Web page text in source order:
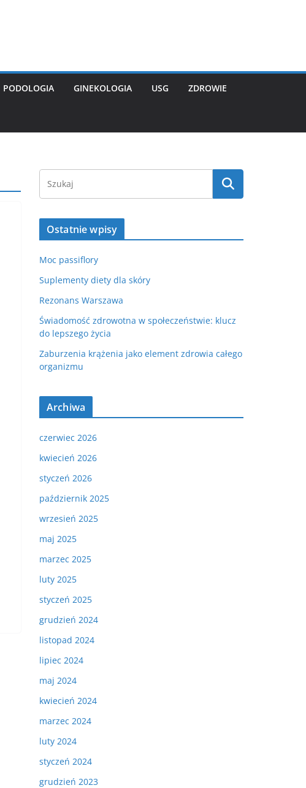
PODOLOGIA GINEKOLOGIA USG ZDROWIE
Ostatnie wpisy
Moc passiflory
Suplementy diety dla skóry
Rezonans Warszawa
Świadomość zdrowotna w społeczeństwie: klucz
do lepszego życia
Zaburzenia krążenia jako element zdrowia całego
organizmu
Archiwa
czerwiec 2026
kwiecień 2026
styczeń 2026
październik 2025
wrzesień 2025
maj 2025
marzec 2025
luty 2025
styczeń 2025
grudzień 2024
listopad 2024
lipiec 2024
maj 2024
kwiecień 2024
marzec 2024
luty 2024
styczeń 2024
grudzień 2023